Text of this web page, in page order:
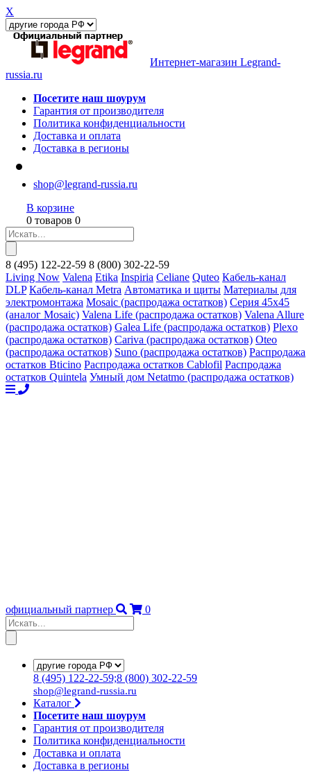
X
Интернет-магазин Legrand-
russia.ru
Посетите наш шоурум
Гарантия от производителя
Политика конфиденциальности
Доставка и оплата
Доставка в регионы
shop@legrand-russia.ru
В корзине
0 товаров 0
8 (495) 122-22-59 8 (800) 302-22-59
Living Now Valena Etika Inspiria Celiane Quteo Кабель-канал
DLP Кабель-канал Metra Автоматика и щиты Материалы для
электромонтажа Mosaic (распродажа остатков) Серия 45х45
(аналог Mosaic) Valena Life (распродажа остатков) Valena Allure
(распродажа остатков) Galea Life (распродажа остатков) Plexo
(распродажа остатков) Cariva (распродажа остатков) Oteo
(распродажа остатков) Suno (распродажа остатков) Распродажа
остатков Bticino Распродажа остатков Cablofil Распродажа
остатков Quintela Умный дом Netatmo (распродажа остатков)
официальный партнер 0
8 (495) 122-22-59;8 (800) 302-22-59
shop@legrand-russia.ru
Каталог
Посетите наш шоурум
Гарантия от производителя
Политика конфиденциальности
Доставка и оплата
Доставка в регионы